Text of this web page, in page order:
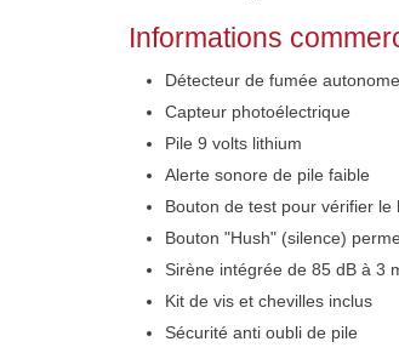
Informations
Détecteur de fumée autonome
Capteur photoélectrique
Pile 9 volts lithium
Alerte sonore de pile faible
Bouton de test pour vérifier
Bouton "Hush" (silence)
Sirène intégrée de 85 dB à 3
Kit de vis et chevilles inclus
Sécurité anti oubli de pile